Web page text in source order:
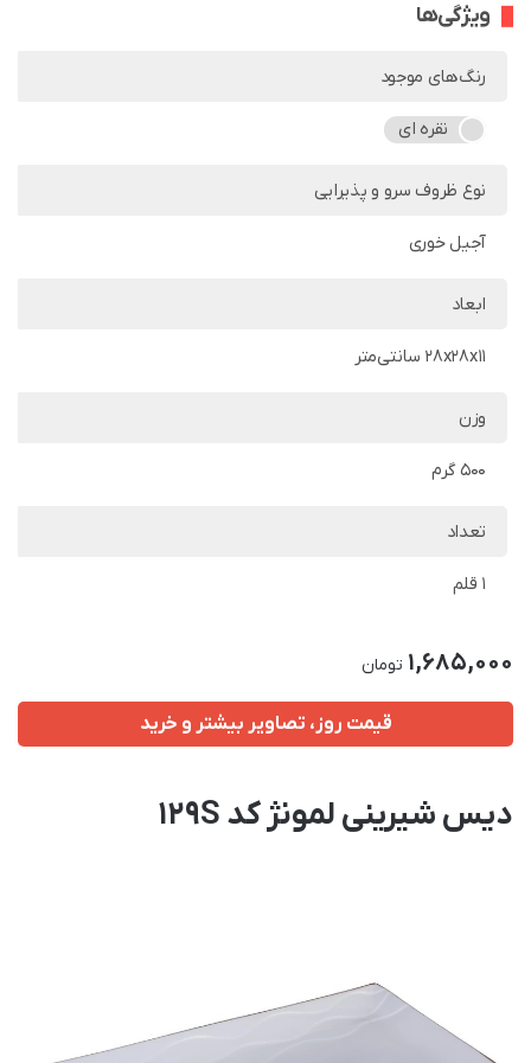
ویژگی‌ها
رنگ‌های موجود
نقره ای
نوع ظروف سرو و پذیرایی
آجیل خوری
ابعاد
28x28x11 سانتی‌متر
وزن
500 گرم
تعداد
1 قلم
1,685,000 تومان
قیمت روز، تصاویر بیشتر و خرید
دیس شیرینی لمونژ کد 129S